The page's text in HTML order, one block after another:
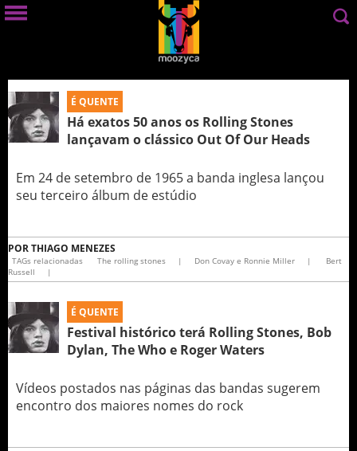
É QUENTE
Há exatos 50 anos os Rolling Stones
lançavam o clássico Out Of Our Heads
Em 24 de setembro de 1965 a banda inglesa lançou
seu terceiro álbum de estúdio
PORTHIAGO MENEZES
TAGs relacionadas The rolling stones | Don Covay e Ronnie Miller |
Bert
Russell
|
É QUENTE
Festival histórico terá Rolling Stones, Bob
Dylan, The Who e Roger Waters
Vídeos postados nas páginas das bandas sugerem
encontro dos maiores nomes do rock